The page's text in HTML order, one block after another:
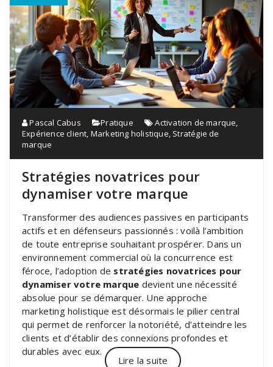
Pascal Cabus Pratique Activation de marque
Expérience client Marketing holistique Stratégie de
marque
Stratégies novatrices pour
dynamiser votre marque
Transformer des audiences passives en participants
actifs et en défenseurs passionnés : voilà l’ambition
de toute entreprise souhaitant prospérer. Dans un
environnement commercial où la concurrence est
féroce, l’adoption de stratégies novatrices pour
dynamiser votre marque devient une nécessité
absolue pour se démarquer. Une approche
marketing holistique est désormais le pilier central
qui permet de renforcer la notoriété, d’atteindre les
clients et d’établir des connexions profondes et
durables avec eux.
Lire la suite